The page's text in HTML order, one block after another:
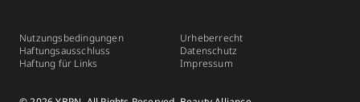
Nutzungsbedingungen
Haftungsausschluss
Haftung für Links
Urheberrecht
Datenschutz
Impressum